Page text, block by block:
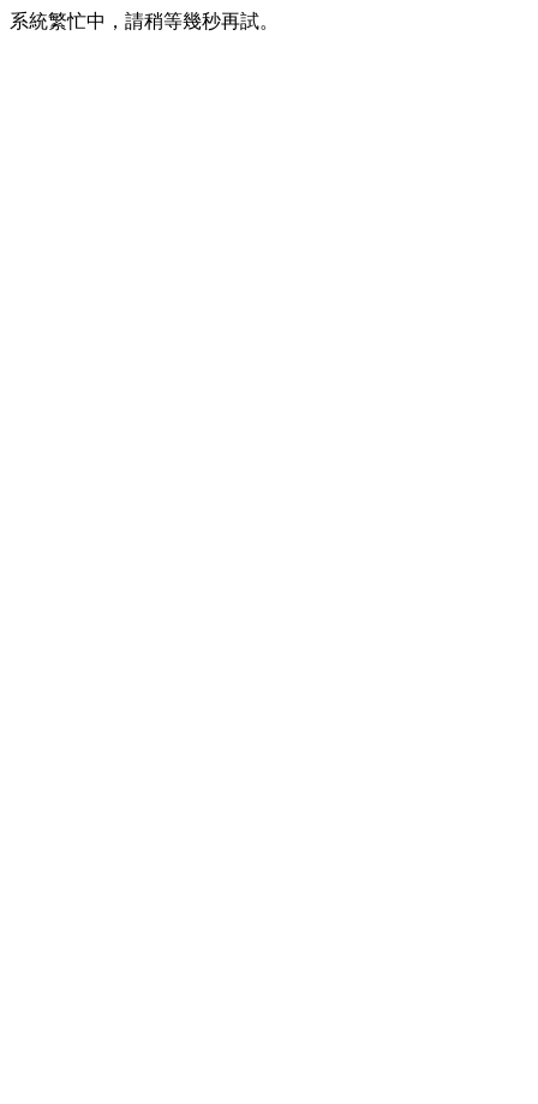
系統繁忙中，請稍等幾秒再試。